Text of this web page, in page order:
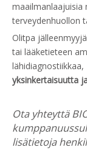
maailmanlaajuisia
terveydenhuollon
Olitpa
tai lääketieteen
yksinkertaisuutta
Ota yhteyttä
lisätietoja